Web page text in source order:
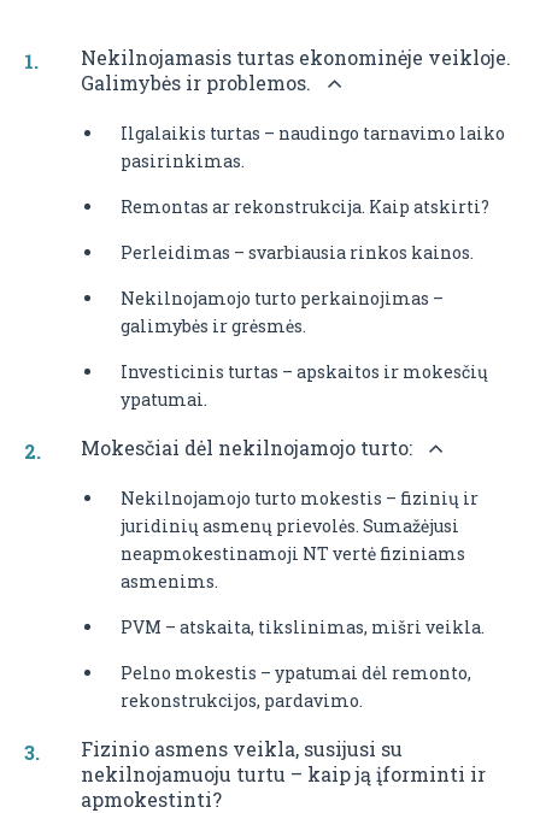
Nekilnojamasis turtas ekonominėje veikloje.
Galimybės ir problemos.
Ilgalaikis turtas – naudingo tarnavimo laiko
pasirinkimas.
Remontas ar rekonstrukcija. Kaip atskirti?
Perleidimas – svarbiausia rinkos kainos.
Nekilnojamojo turto perkainojimas –
galimybės ir grėsmės.
Investicinis turtas – apskaitos ir mokesčių
ypatumai.
Mokesčiai dėl nekilnojamojo turto:
Nekilnojamojo turto mokestis – fizinių ir
juridinių asmenų prievolės. Sumažėjusi
neapmokestinamoji NT vertė fiziniams
asmenims.
PVM – atskaita, tikslinimas, mišri veikla.
Pelno mokestis – ypatumai dėl remonto,
rekonstrukcijos, pardavimo.
Fizinio asmens veikla, susijusi su
nekilnojamuoju turtu – kaip ją įforminti ir
apmokestinti?